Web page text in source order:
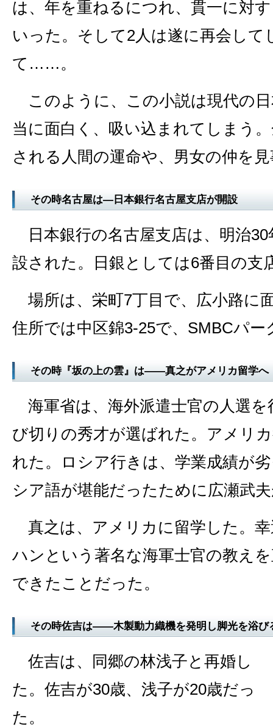
は、年を重ねるにつれ、貫一に対
いった。そして2人は遂に再会して
て……。
このように、この小説は現代の
当に面白く、吸い込まれてしまう
される人間の運命や、男女の仲を
その時名古屋は―日本銀行名古屋支店が開設
日本銀行の名古屋支店は、明治30
設された。日銀としては6番目の支
場所は、栄町7丁目で、広小路に
住所では中区錦3‐25で、SMBCパ
その時『坂の上の雲』は――真之がアメリカ留学へ
海軍省は、海外派遣士官の人選
び切りの秀才が選ばれた。アメリ
れた。ロシア行きは、学業成績が
シア語が堪能だったために広瀬武
真之は、アメリカに留学した。
ハンという著名な海軍士官の教え
できたことだった。
その時佐吉は――木製動力織機を発明し脚光を浴び
佐吉は、同郷の林浅子と再婚し
た。佐吉が30歳、浅子が20歳だっ
た。